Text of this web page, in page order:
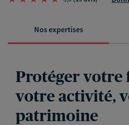
Nos expertises
Protéger votre
votre activité,
patrimoine